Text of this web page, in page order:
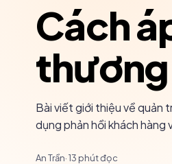
Cách
Bài viết giới thiệu về quản
dụng phản hồi khách
An Trần·13 phút đọc